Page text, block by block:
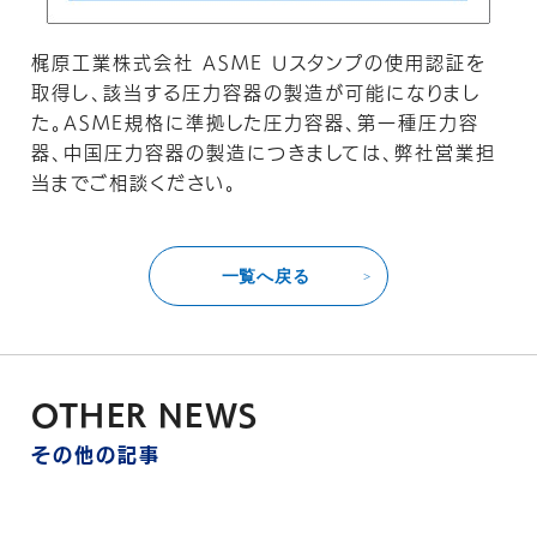
梶原工業株式会社 ASME Uスタンプの使用認証を
取得し、該当する圧力容器の製造が可能になりまし
た。ASME規格に準拠した圧力容器、第一種圧力容
器、中国圧力容器の製造につきましては、弊社営業担
当までご相談ください。
一覧へ戻る
OTHER NEWS
その他の記事